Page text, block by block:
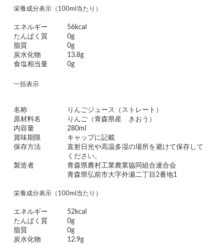
栄養成分表示（100ml当たり）
エネルギー
56kcal
たんぱく質
0g
脂質
0g
炭水化物
13.8g
食塩相当量
0g
一括表示
名称
りんごジュース（ストレート）
原材料名
りんご（青森県産 きおう）
内容量
280ml
賞味期限
キャップに記載
保存方法
直射日光や高温多湿の場所を避けて保存して
ください。
製造者
青森県農村工業農業協同組合連合会
青森県弘前市大字外瀬二丁目2番地1
栄養成分表示（100ml当たり）
エネルギー
52kcal
たんぱく質
0g
脂質
0g
炭水化物
12.9g